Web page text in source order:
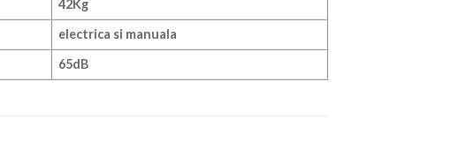
42Kg
electrica si manuala
65dB